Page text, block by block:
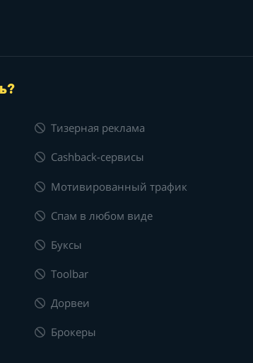
Тизерная реклама
Cashback-сервисы
Мотивированный трафик
Спам в любом виде
Буксы
Toolbar
Дорвеи
Брокеры